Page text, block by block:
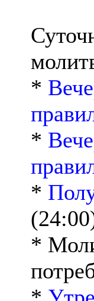
*
*
*
*